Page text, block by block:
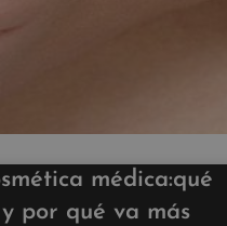
médica:qué
y por qué va más